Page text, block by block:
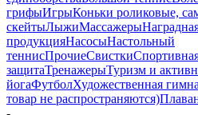
грифыИгрыКоньки роликовые,
скейтыЛыжиМассажеры
продукцияНасосыНастольный
теннисПрочиеСвистки
защитаТренажерыТуризм и
йогаФутболХудожественная
товар не распространяются)